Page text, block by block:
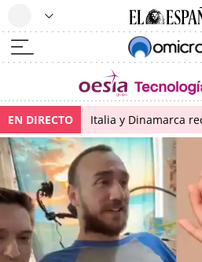
EN DIRECTO Italia y Dinamarca